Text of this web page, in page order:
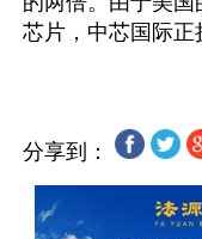
分享到：